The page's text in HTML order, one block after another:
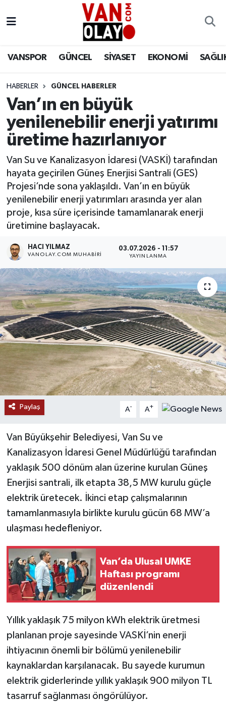
VANSPOR GÜNCEL SİYASET EKONOMİ
HABERLER GÜNCEL HABERLER
Van’ın en büyük
yenilenebilir enerji yatırımı
üretime hazırlanıyor
Van Su ve Kanalizasyon İdaresi (VASKİ) tarafından
hayata geçirilen Güneş Enerjisi Santrali (GES)
Projesi’nde sona yaklaşıldı. Van’ın en büyük
yenilenebilir enerji yatırımları arasında yer alan
proje, kısa süre içerisinde tamamlanarak enerji
üretimine başlayacak.
HACI YILMAZ
VANOLAY.COM MUHABIRI
03.07.2026 - 11:57
YAYINLANMA
Paylaş A- A+
Van Büyükşehir Belediyesi, Van Su ve
Kanalizasyon İdaresi Genel Müdürlüğü tarafından
yaklaşık 500 dönüm alan üzerine kurulan Güneş
Enerjisi santrali, ilk etapta 38,5 MW kurulu güçle
elektrik üretecek. İkinci etap çalışmalarının
tamamlanmasıyla birlikte kurulu gücün 68 MW’a
ulaşması hedefleniyor.
Van’da Ulusal UMKE
Haftası programı
düzenlendi
Yıllık yaklaşık 75 milyon kWh elektrik üretmesi
planlanan proje sayesinde VASKİ’nin enerji
ihtiyacının önemli bir bölümü yenilenebilir
kaynaklardan karşılanacak. Bu sayede kurumun
elektrik giderlerinde yıllık yaklaşık 900 milyon TL
tasarruf sağlanması öngörülüyor.
Siyaset
Ekonomi
Sağlık
Bilim & Teknoloji
Dünya
RESMİ İLANLAR
Van Nöbetçi Eczaneler
Van Namaz Vakitleri
Van Trafik Yoğunluk Haritası
Süper Lig Puan Durumu ve Fikstür
Son Dakika Haberleri
Haber Arşivi